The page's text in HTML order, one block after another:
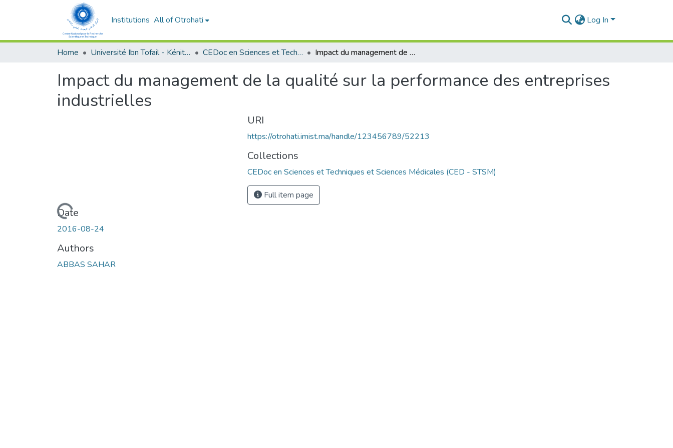
Institutions All of Otrohati Log In
Home Université Ibn Tofail - Kénitra CEDoc en Sciences et Techniques et Sciences Médicales (CED - STSM) Impact du management de la qualité sur la performance des entreprises industrielles
Impact du management de la qualité sur la performance des entreprises
industrielles
Loading...
Date
2016-08-24
Authors
ABBAS SAHAR
URI
https://otrohati.imist.ma/handle/123456789/52213
Collections
CEDoc en Sciences et Techniques et Sciences Médicales (CED - STSM)
Full item page